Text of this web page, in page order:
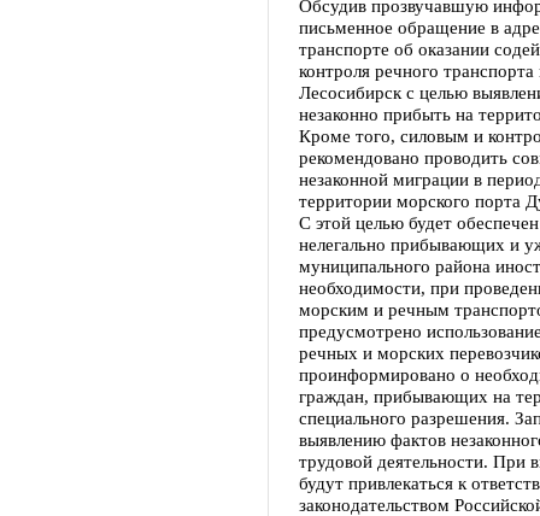
Обсудив прозвучавшую
письменное обращение в
транспорте об оказании
контроля речного
Лесосибирск с целью
незаконно прибыть на
Кроме того, силовым и
рекомендовано проводить
незаконной миграции в
территории морского порта
С этой целью будет
нелегально прибывающих и
муниципального района
необходимости, при
морским и речным
предусмотрено
речных и морских
проинформировано о
граждан, прибывающих на
специального разрешения.
выявлению фактов
трудовой деятельности. При
будут привлекаться к
законодательством